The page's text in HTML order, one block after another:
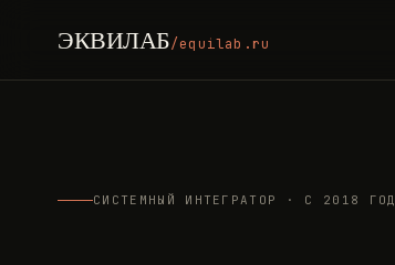
ЭКВИЛАБ/equilab.ru
СИСТЕМНЫЙ ИНТЕГРАТОР · С 2018